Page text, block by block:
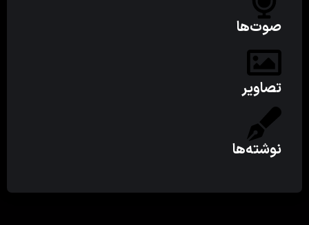
صوت‌ها
تصاویر
نوشته‌ها